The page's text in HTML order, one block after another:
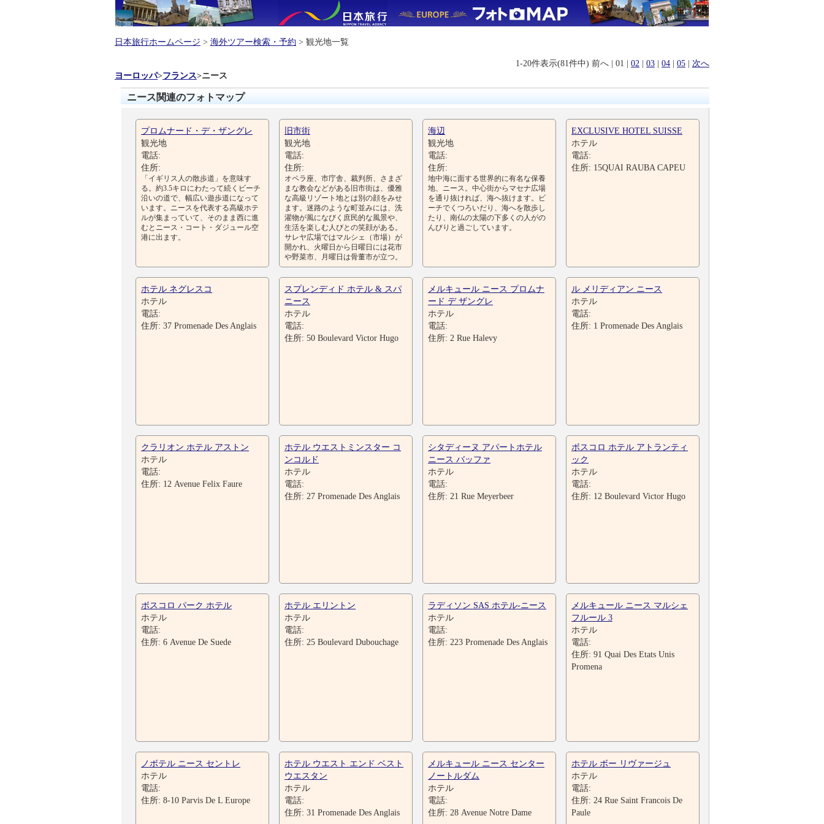
日本旅行ホームページ > 海外ツアー検索・予約 > 観光地一覧
1-20件表示(81件中) 前へ | 01 | 02 | 03 | 04 | 05 | 次へ
ヨーロッパ>フランス>ニース
ニース関連のフォトマップ
プロムナード・デ・ザングレ
観光地
電話:
住所:
「イギリス人の散歩道」を意味す
る。約3.5キロにわたって続くビーチ
沿いの道で、幅広い遊歩道になって
います。ニースを代表する高級ホテ
ルが集まっていて、そのまま西に進
むとニース・コート・ダジュール空
港に出ます。
旧市街
観光地
電話:
住所:
オペラ座、市庁舎、裁判所、さまざ
まな教会などがある旧市街は、優雅
な高級リゾート地とは別の顔をみせ
ます。迷路のような町並みには、洗
濯物が風になびく庶民的な風景や、
生活を楽しむ人びとの笑顔がある。
サレヤ広場ではマルシェ（市場）が
開かれ、火曜日から日曜日には花市
や野菜市、月曜日は骨董市が立つ。
海辺
観光地
電話:
住所:
地中海に面する世界的に有名な保養
地、ニース。中心街からマセナ広場
を通り抜ければ、海へ抜けます。ビ
ーチでくつろいだり、海へを散歩し
たり、南仏の太陽の下多くの人がの
んびりと過ごしています。
EXCLUSIVE HOTEL SUISSE
ホテル
電話:
住所: 15QUAI RAUBA CAPEU
ホテル ネグレスコ
ホテル
電話:
住所: 37 Promenade Des Anglais
スプレンディド ホテル & スパ
ニース
ホテル
電話:
住所: 50 Boulevard Victor Hugo
メルキュール ニース プロムナ
ード デ ザングレ
ホテル
電話:
住所: 2 Rue Halevy
ル メリディアン ニース
ホテル
電話:
住所: 1 Promenade Des Anglais
クラリオン ホテル アストン
ホテル
電話:
住所: 12 Avenue Felix Faure
ホテル ウエストミンスター コ
ンコルド
ホテル
電話:
住所: 27 Promenade Des Anglais
シタディーヌ アパートホテル
ニース バッファ
ホテル
電話:
住所: 21 Rue Meyerbeer
ボスコロ ホテル アトランティ
ック
ホテル
電話:
住所: 12 Boulevard Victor Hugo
ボスコロ パーク ホテル
ホテル
電話:
住所: 6 Avenue De Suede
ホテル エリントン
ホテル
電話:
住所: 25 Boulevard Dubouchage
ラディソン SAS ホテル-ニース
ホテル
電話:
住所: 223 Promenade Des Anglais
メルキュール ニース マルシェ
フルール 3
ホテル
電話:
住所: 91 Quai Des Etats Unis
Promena
ノボテル ニース セントレ
ホテル
電話:
住所: 8-10 Parvis De L Europe
ホテル ウエスト エンド ベスト
ウエスタン
ホテル
電話:
住所: 31 Promenade Des Anglais
メルキュール ニース センター
ノートルダム
ホテル
電話:
住所: 28 Avenue Notre Dame
ホテル ボー リヴァージュ
ホテル
電話:
住所: 24 Rue Saint Francois De
Paule